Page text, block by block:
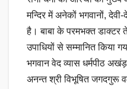
मन्दिर में अनेकों भगवानों,
है। बाबा के परमभक्त डाक्टर
उपाधियों से सम्मानित किया
भगवान वेद व्यास धर्मपीठ
अनन्त श्री विभूषित जगदगुरू